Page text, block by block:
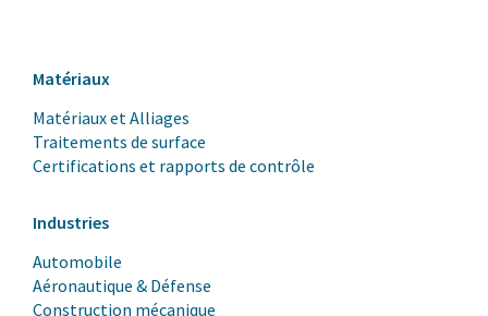
Matériaux
Matériaux et Alliages
Traitements de surface
Certifications et rapports de contrôle
Industries
Automobile
Aéronautique & Défense
Construction mécanique